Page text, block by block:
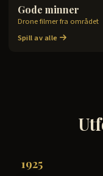
Gode minner
Drone filmer fra området
Spill av alle
1925